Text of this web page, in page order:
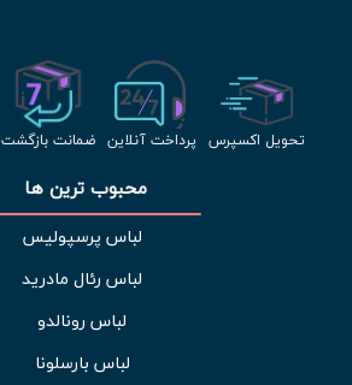
تحویل اکسپرس پرداخت آنلاین ضمانت بازگشت
محبوب ترین ها
لباس پرسپولیس
لباس رئال مادرید
لباس رونالدو
لباس بارسلونا